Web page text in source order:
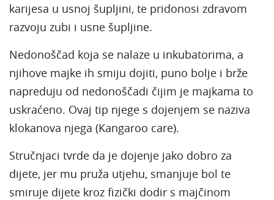
karijesa u usnoj šupljini, te pridonosi zdravom
razvoju zubi i usne šupljine.
Nedonoščad koja se nalaze u inkubatorima, a
njihove majke ih smiju dojiti, puno bolje i brže
napreduju od nedonoščadi čijim je majkama to
uskraćeno. Ovaj tip njege s dojenjem se naziva
klokanova njega (Kangaroo care).
Stručnjaci tvrde da je dojenje jako dobro za
dijete, jer mu pruža utjehu, smanjuje bol te
smiruje dijete kroz fizički dodir s majčinom